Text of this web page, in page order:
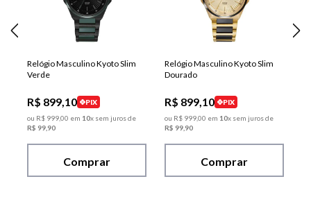
Relógio Masculino Kyoto Slim
Verde
R$ 899,10
PIX
ou R$ 99900 em 10x sem juros de
R$ 99 90
Comprar
Relógio Masculino Kyoto Slim
Dourado
R$ 899,10
PIX
ou R$ 99900 em 10x sem juros de
R$ 99 90
Comprar